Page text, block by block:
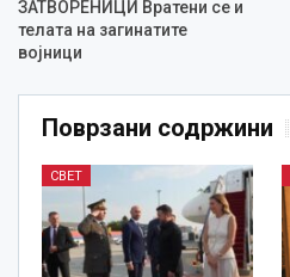
ЗАТВОРЕНИЦИ Вратени се и
телата на загинатите
војници
Поврзани содржини
СВЕТ